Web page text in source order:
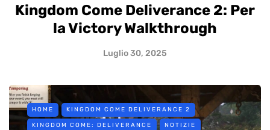
Kingdom Come Deliverance 2: Per
la Victory Walkthrough
Luglio 30, 2025
HOME KINGDOM COME DELIVERANCE 2
KINGDOM COME: DELIVERANCE NOTIZIE